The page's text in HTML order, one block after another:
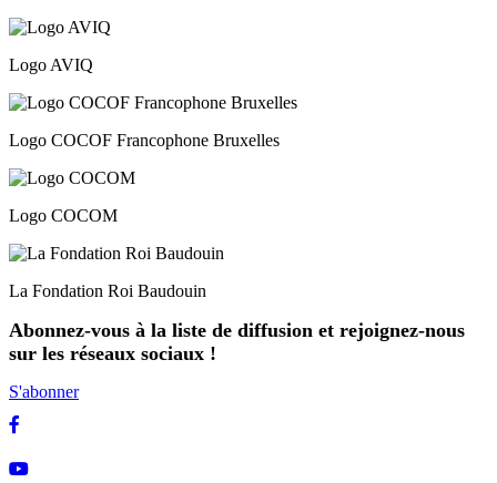
Logo AVIQ
Logo COCOF Francophone Bruxelles
Logo COCOM
La Fondation Roi Baudouin
Abonnez-vous à la liste de diffusion et rejoignez-nous
sur les réseaux sociaux !
S'abonner